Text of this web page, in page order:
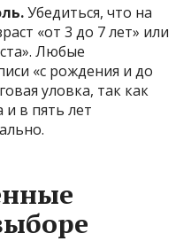
Убедиться, что на
«от 3 до 7 лет» или
Любые
«с рождения и до
уловка, так как
и в пять лет